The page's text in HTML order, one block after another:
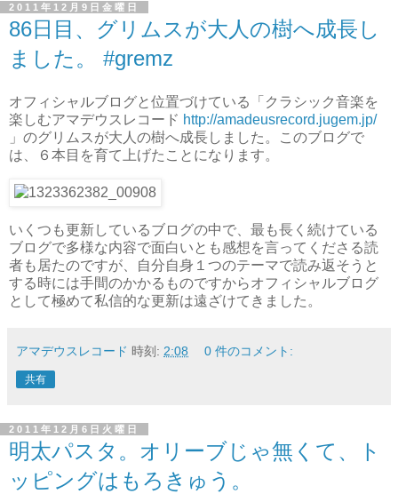
2011年12月9日金曜日
86日目、グリムスが大人の樹へ成長し
ました。 #gremz
オフィシャルブログと位置づけている「クラシック音楽を
楽しむアマデウスレコード http://amadeusrecord.jugem.jp/
」のグリムスが大人の樹へ成長しました。このブログで
は、６本目を育て上げたことになります。
いくつも更新しているブログの中で、最も長く続けている
ブログで多様な内容で面白いとも感想を言ってくださる読
者も居たのですが、自分自身１つのテーマで読み返そうと
する時には手間のかかるものですからオフィシャルブログ
として極めて私信的な更新は遠ざけてきました。
アマデウスレコード 時刻: 2:08 0 件のコメント:
共有
2011年12月6日火曜日
明太パスタ。オリーブじゃ無くて、ト
ッピングはもろきゅう。